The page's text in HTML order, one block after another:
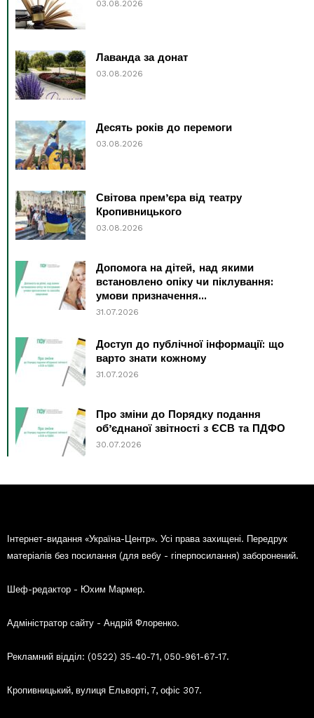
03.08.2026
Лаванда за донат
03.08.2026
Десять років до перемоги
03.08.2026
Світова прем’єра від театру
Кропивницького
03.08.2026
Допомога на дітей, над якими
встановлено опіку чи піклування:
умови призначення...
31.07.2026
Доступ до публічної інформації: що
варто знати кожному
31.07.2026
Про зміни до Порядку подання
об’єднаної звітності з ЄСВ та ПДФО
30.07.2026
Інтернет-видання «Україна-Центр». Усі права захищені. Передрук
матеріалів без посилання (для вебу - гіперпосилання) заборонений.
Шеф-редактор - Юхим Мармер.
Адміністратор сайту - Андрій Флоренко.
Рекламний відділ: (0522) 35-40-71, 050-961-67-17.
Кропивницький, вулиця Ельворті, 7, офіс 307.